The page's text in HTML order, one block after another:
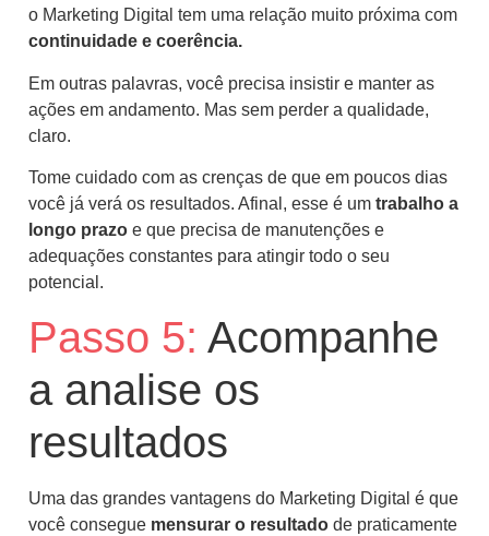
o Marketing Digital tem uma relação muito próxima com
continuidade e coerência.
Em outras palavras, você precisa insistir e manter as
ações em andamento. Mas sem perder a qualidade,
claro.
Tome cuidado com as crenças de que em poucos dias
você já verá os resultados. Afinal, esse é um trabalho a
longo prazo e que precisa de manutenções e
adequações constantes para atingir todo o seu
potencial.
Passo 5: Acompanhe
a analise os
resultados
Uma das grandes vantagens do Marketing Digital é que
você consegue mensurar o resultado de praticamente